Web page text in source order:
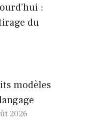
:
du
modèles
2026